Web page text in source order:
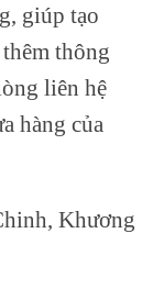
giúp tạo
thông
liên hệ
hàng của
Khương